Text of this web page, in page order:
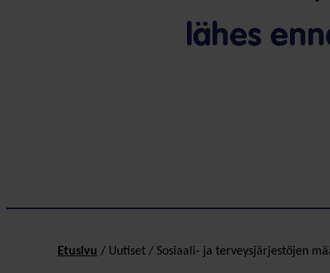
lähes
Etusivu / Uutiset / Sosiaali- ja terveys­järjestöjen